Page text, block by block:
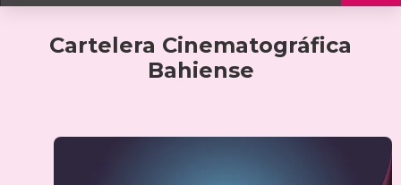
Cartelera Cinematográfica
Bahiense